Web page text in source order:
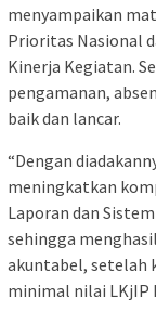
menyampaikan
Prioritas Nasional
Kinerja Kegiatan.
pengamanan,
baik dan lancar.
“Dengan
meningkatkan
Laporan dan
sehingga
akuntabel, setelah
minimal nilai LKjIP